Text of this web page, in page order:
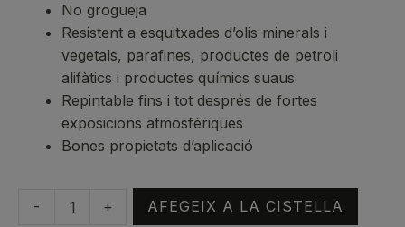
No grogueja
Resistent a esquitxades d’olis minerals i
vegetals, parafines, productes de petroli
alifàtics i productes químics suaus
Repintable fins i tot després de fortes
exposicions atmosfèriques
Bones propietats d’aplicació
-
quantitat
+ AFEGEIX A LA CISTELLA